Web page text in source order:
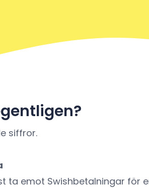
siffror.
ta emot Swishbetalningar för